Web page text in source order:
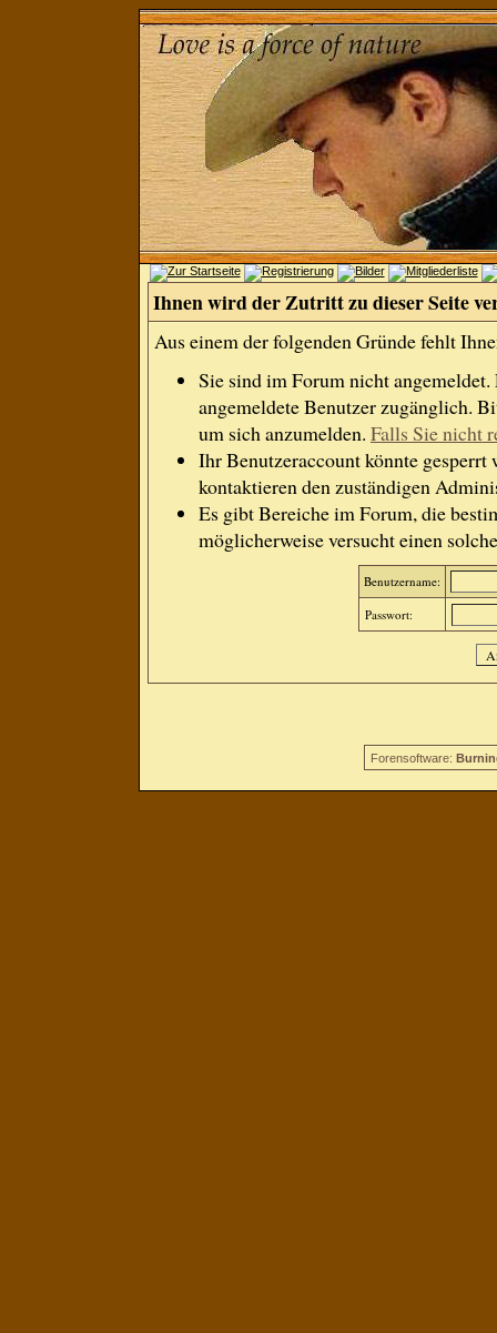
Ihnen wird der Zutritt zu dieser Seite
Aus einem der folgenden Gründe fehlt
Sie sind im Forum nicht
angemeldete Benutzer zugänglich.
um sich anzumelden. Falls Sie nicht
Ihr Benutzeraccount könnte gesperrt
kontaktieren den zuständigen
Es gibt Bereiche im Forum, die
möglicherweise versucht einen
Benutzername:
Passwort:
Forensoftware: